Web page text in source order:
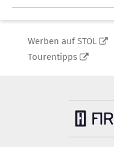
Werben auf STOL
Tourentipps